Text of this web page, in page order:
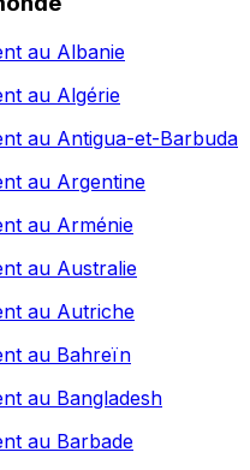
au Albanie
au Algérie
au Antigua-et-Barbuda
au Argentine
au Arménie
au Australie
au Autriche
au Bahreïn
au Bangladesh
au Barbade